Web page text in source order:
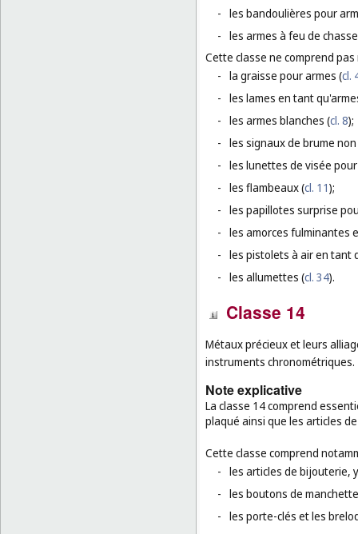
- les bandoulières pour
- les armes à feu de
Cette classe ne comprend
- la graisse pour armes (cl.
- les lames en tant
- les armes blanches (cl. 8);
- les signaux de brume
- les lunettes de visée
- les flambeaux (cl. 11);
- les papillotes surprise
- les amorces fulminantes
- les pistolets à air en tant
- les allumettes (cl. 34).
Classe 14
Métaux précieux et leurs
instruments chronométriques.
Note explicative
La classe 14 comprend
plaqué ainsi que les articles
Cette classe comprend
- les articles de bijouterie,
- les boutons de
- les porte-clés et les